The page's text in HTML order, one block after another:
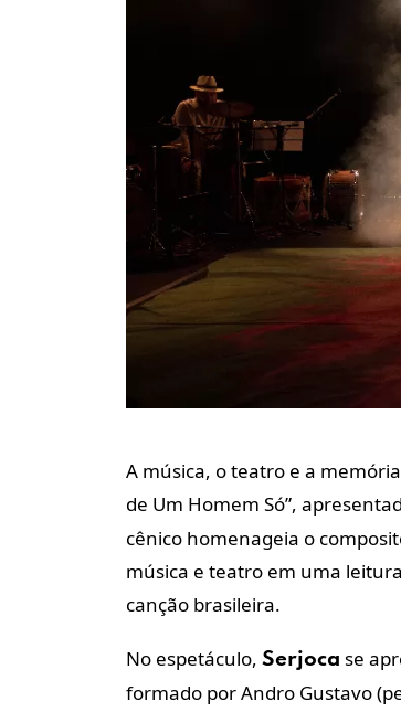
A música, o teatro e a
de Um Homem Só”,
cênico homenageia o
música e teatro em uma
canção brasileira.
No espetáculo, Serjoca se
formado por Andro Gustavo